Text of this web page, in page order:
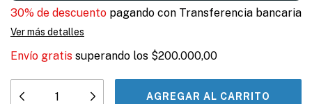
30% de descuento pagando con Transferencia bancaria
Ver más detalles
Envío gratis superando los $200.000,00